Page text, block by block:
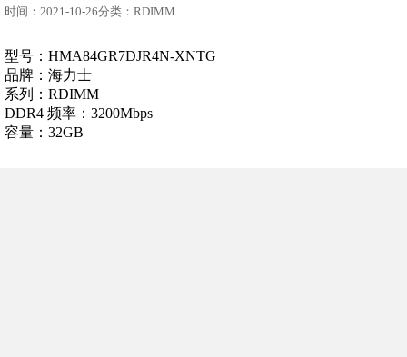
时间：2021-10-26分类：RDIMM
型号：HMA84GR7DJR4N-XNTG
品牌：海力士
系列：RDIMM
DDR4 频率：3200Mbps
容量：32GB